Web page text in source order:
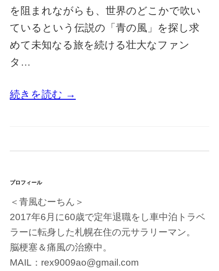
を阻まれながらも、世界のどこかで吹い
ているという伝説の「青の風」を探し求
めて未知なる旅を続ける壮大なファン
タ…
続きを読む →
プロフィール
＜青風むーちん＞
2017年6月に60歳で定年退職をし車中泊トラベ
ラーに転身した札幌在住の元サラリーマン。
脳梗塞＆痛風の治療中。
MAIL：rex9009ao@gmail.com